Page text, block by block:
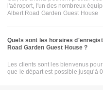
l'aéroport, l'un des nombreux
Albert Road Garden Guest House
Quels sont les horaires
Road Garden Guest House ?
Les clients sont les bienvenus
que le départ est possible jusqu'à